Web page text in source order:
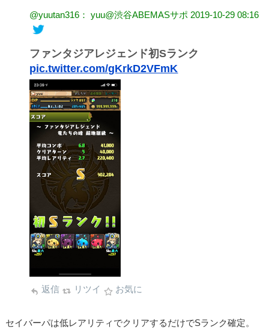
@yuutan316： yuu@渋谷ABEMASサポ 2019-10-29 08:16
ファンタジアレジェンド初Sランク
pic.twitter.com/gKrkD2VFmK
返信 リツイ お気に
セイバーパは低レアリティでクリアするだけでSランク確定。